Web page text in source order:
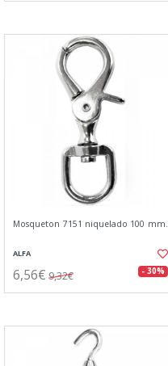
Mosqueton 7151 niquelado 100 mm.
ALFA
6,56€ 9,32€ - 30%